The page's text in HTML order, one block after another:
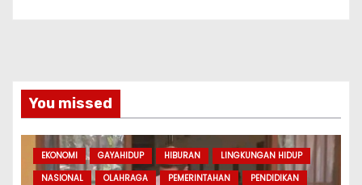
You missed
EKONOMI GAYAHIDUP HIBURAN
LINGKUNGAN HIDUP
NASIONAL
OLAHRAGA PEMERINTAHAN
PENDIDIKAN